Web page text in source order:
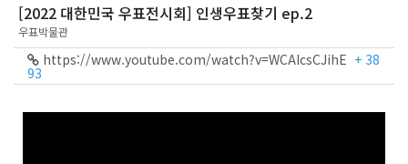
[2022 대한민국 우표전시회] 인생우표찾기 ep.2
우표박물관
https://www.youtube.com/watch?v=WCAIcsCJihE + 38
93